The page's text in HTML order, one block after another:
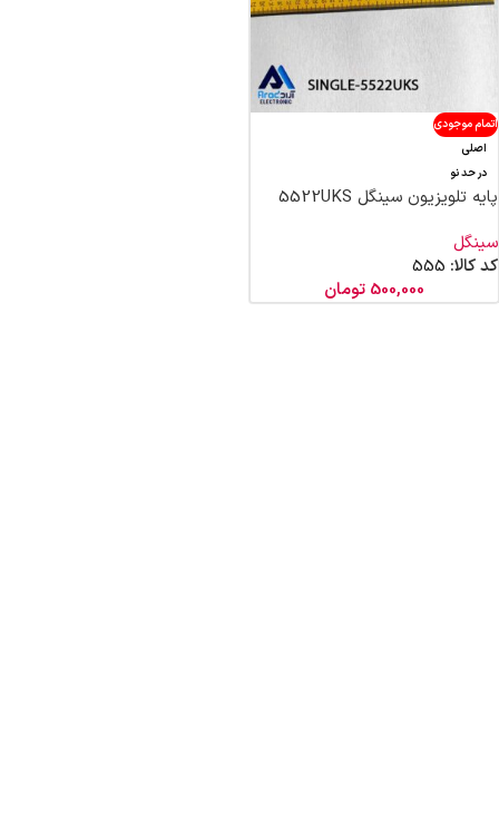
اتمام موجودی
اصلی
در حد نو
پایه تلویزیون سینگل 5522UKS
سینگل
کد کالا: 555
500,000 تومان